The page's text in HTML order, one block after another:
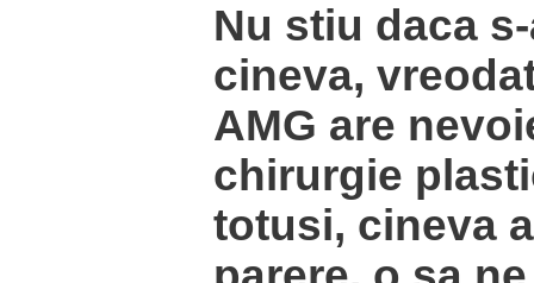
Nu stiu daca
cineva,
AMG are
chirurgie
totusi, cineva